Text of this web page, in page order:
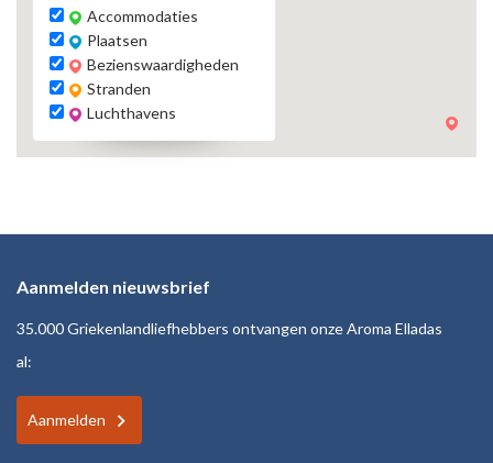
Accommodaties
Plaatsen
Bezienswaardigheden
Stranden
Luchthavens
Aanmelden nieuwsbrief
35.000 Griekenlandliefhebbers ontvangen onze Aroma Elladas
al:
Aanmelden